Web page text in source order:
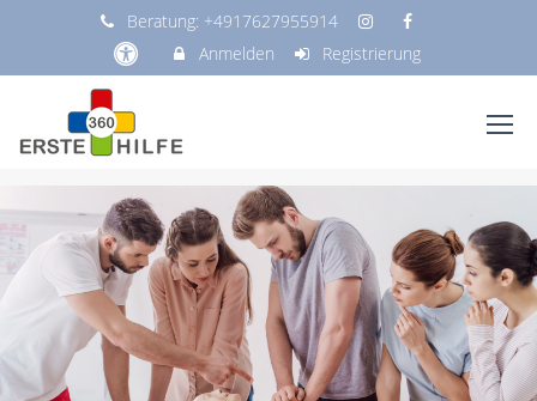
Beratung: +4917627955914
Anmelden
Registrierung